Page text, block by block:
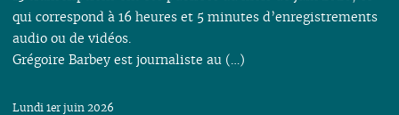
qui correspond à 16 heures et 5 minutes d’enregistrements
audio ou de vidéos.
Grégoire Barbey est journaliste au (…)
Lundi 1er juin 2026